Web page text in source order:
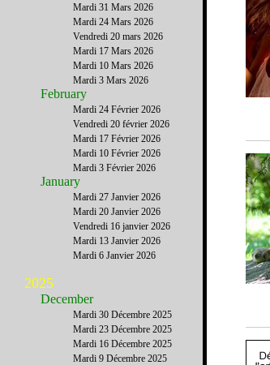
Mardi 31 Mars 2026
Mardi 24 Mars 2026
Vendredi 20 mars 2026
Mardi 17 Mars 2026
Mardi 10 Mars 2026
Mardi 3 Mars 2026
February
Mardi 24 Février 2026
Vendredi 20 février 2026
Mardi 17 Février 2026
Mardi 10 Février 2026
Mardi 3 Février 2026
January
Mardi 27 Janvier 2026
Mardi 20 Janvier 2026
Vendredi 16 janvier 2026
Mardi 13 Janvier 2026
Mardi 6 Janvier 2026
2025
December
Mardi 30 Décembre 2025
Mardi 23 Décembre 2025
Mardi 16 Décembre 2025
Mardi 9 Décembre 2025